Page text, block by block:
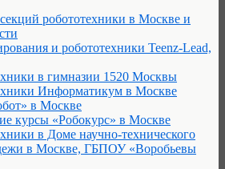
робототехники в Москве и
и робототехники Teenz-Lead,
в гимназии 1520 Москвы
Информатикум в Москве
в Москве
курсы «Робокурс» в Москве
в Доме научно-технического
в Москве, ГБПОУ «Воробьевы